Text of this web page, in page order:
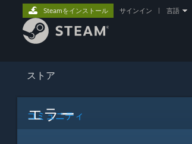
ストア
コミュニティ
Steamをインストール サインイン 言語
エラー